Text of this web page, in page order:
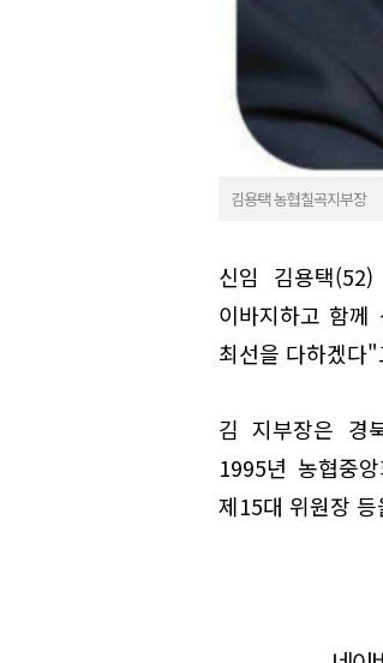
김용택 농협칠곡지부장
신임 김용택
이바지하고 함께
최선을 다하겠다
김 지부장은 경
1995년 농협중
제15대 위원장